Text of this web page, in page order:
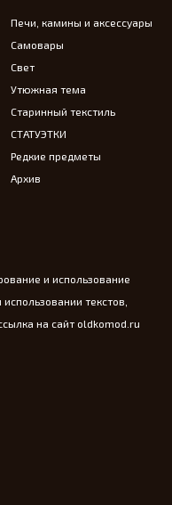
Печи, камины и аксессуары
Самовары
Свет
Утюжная тема
Старинный текстиль
СТАТУЭТКИ
Редкие предметы
Архив
и использование
текстов,
на сайт oldkomod.ru